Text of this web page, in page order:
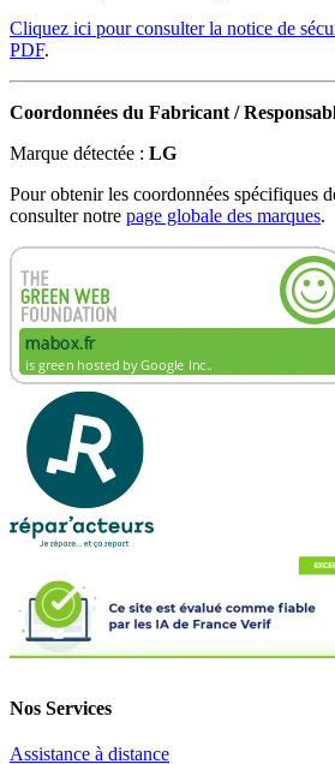
Cliquez ici pour consulter la notice de
PDF.
Coordonnées du Fabricant /
Marque détectée : LG
Pour obtenir les coordonnées spécifiques
consulter notre page globale des marques.
Nos Services
Assistance à distance